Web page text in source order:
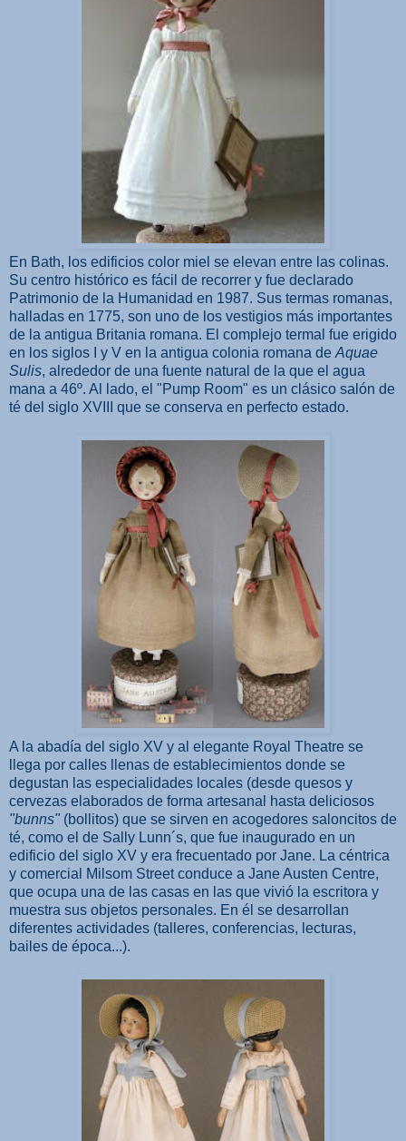
En Bath, los edificios color miel se elevan entre las colinas.
Su centro histórico es fácil de recorrer y fue declarado
Patrimonio de la Humanidad en 1987. Sus termas romanas,
halladas en 1775, son uno de los vestigios más importantes
de la antigua Britania romana. El complejo termal fue erigido
en los siglos I y V en la antigua colonia romana de Aquae
Sulis, alrededor de una fuente natural de la que el agua
mana a 46º. Al lado, el "Pump Room" es un clásico salón de
té del siglo XVIII que se conserva en perfecto estado.
A la abadía del siglo XV y al elegante Royal Theatre se
llega por calles llenas de establecimientos donde se
degustan las especialidades locales (desde quesos y
cervezas elaborados de forma artesanal hasta deliciosos
"bunns" (bollitos) que se sirven en acogedores saloncitos de
té, como el de Sally Lunn´s, que fue inaugurado en un
edificio del siglo XV y era frecuentado por Jane. La céntrica
y comercial Milsom Street conduce a Jane Austen Centre,
que ocupa una de las casas en las que vivió la escritora y
muestra sus objetos personales. En él se desarrollan
diferentes actividades (talleres, conferencias, lecturas,
bailes de época...).